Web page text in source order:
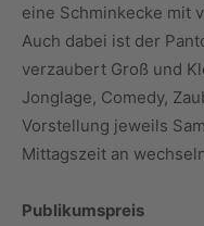
eine Schminkecke mit
Auch dabei ist der
verzaubert Groß und
Jonglage, Comedy,
Vorstellung jeweils
Mittagszeit an
Publikumspreis